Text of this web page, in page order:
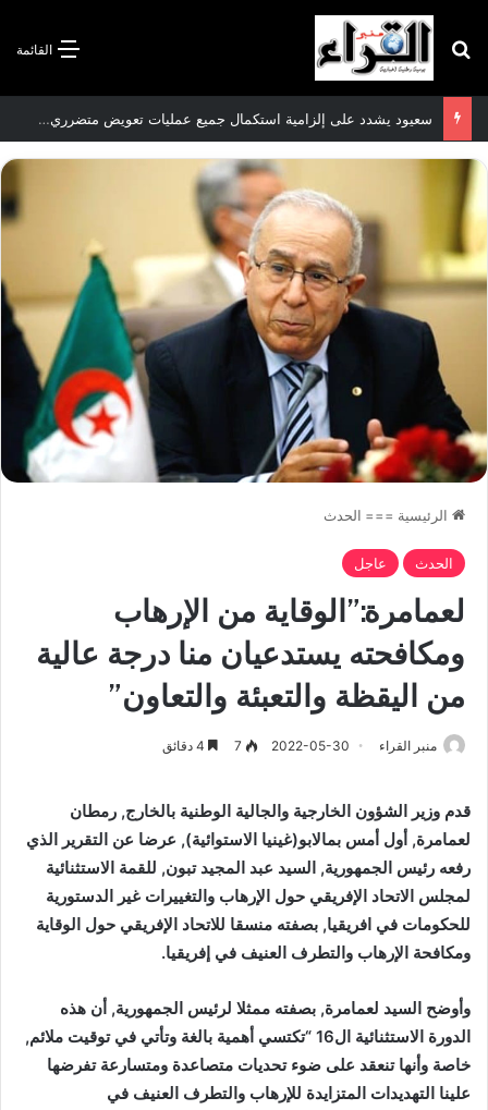
القائمة بحث عن
سعيود يشدد على إلزامية استكمال جميع عمليات تعويض متضرري حرائق الغابات قبل نهاية شهر أوت
الرئيسية === الحدث
الحدث عاجل
لعمامرة:”الوقاية من الإرهاب
ومكافحته يستدعيان منا درجة عالية
من اليقظة والتعبئة والتعاون”
منبر القراء 2022-05-30
7
قدم وزير الشؤون الخارجية والجالية الوطنية بالخارج, رمطان
لعمامرة, أول أمس بمالابو(غينيا الاستوائية), عرضا عن التقرير الذي
رفعه رئيس الجمهورية, السيد عبد المجيد تبون, للقمة الاستثنائية
لمجلس الاتحاد الإفريقي حول الإرهاب والتغييرات غير الدستورية
للحكومات في افريقيا, بصفته منسقا للاتحاد الإفريقي حول الوقاية
ومكافحة الإرهاب والتطرف العنيف في إفريقيا.
وأوضح السيد لعمامرة, بصفته ممثلا لرئيس الجمهورية, أن هذه
الدورة الاستثنائية ال16 “تكتسي أهمية بالغة وتأتي في توقيت ملائم,
خاصة وأنها تنعقد على ضوء تحديات متصاعدة ومتسارعة تفرضها
علينا التهديدات المتزايدة للإرهاب والتطرف العنيف في